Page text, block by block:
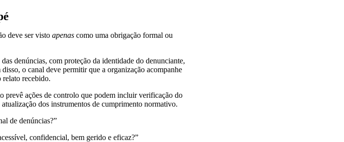
deve ser visto apenas como uma obrigação formal ou
denúncias, com proteção da identidade do denunciante,
o canal deve permitir que a organização acompanhe
relato recebido.
prevê ações de controlo que podem incluir verificação do
dos instrumentos de cumprimento normativo.
de denúncias?”
confidencial, bem gerido e eficaz?”